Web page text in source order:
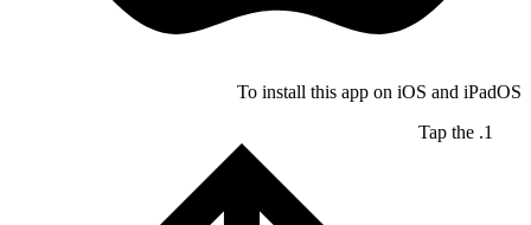
To install this app on iOS and iPadOS
Tap the